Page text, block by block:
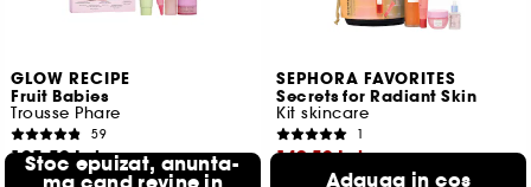
GLOW RECIPE
Fruit Babies
Trousse Phare
59
105,50 Lei
52,75 Lei /100g
Stoc epuizat, anunta-
SEPHORA FAVORITES
Secrets for Radiant Skin
Kit skincare
1
149,50 Lei
Adauga in cos